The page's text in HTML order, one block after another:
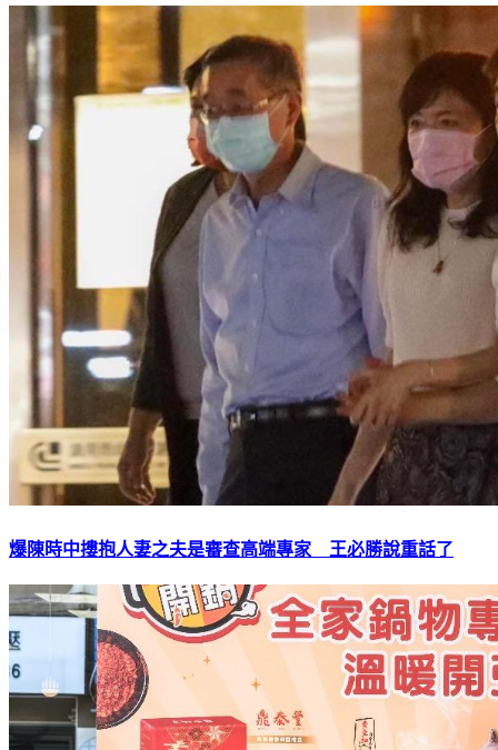
爆陳時中摟抱人妻之夫是審查高端專家 王必勝說重話了